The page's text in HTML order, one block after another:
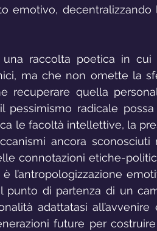
emotivo, decentralizzando
raccolta poetica in cui
ma che non omette la
recuperare quella
pessimismo radicale
le facoltà intellettive, la
ancora
connotazioni etiche-
l’antropologizzazione
punto di partenza di un
adattatasi
future per